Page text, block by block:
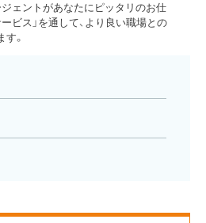
ジェントがあなたにピッタリのお仕
ビス」を通して、より良い職場との
。